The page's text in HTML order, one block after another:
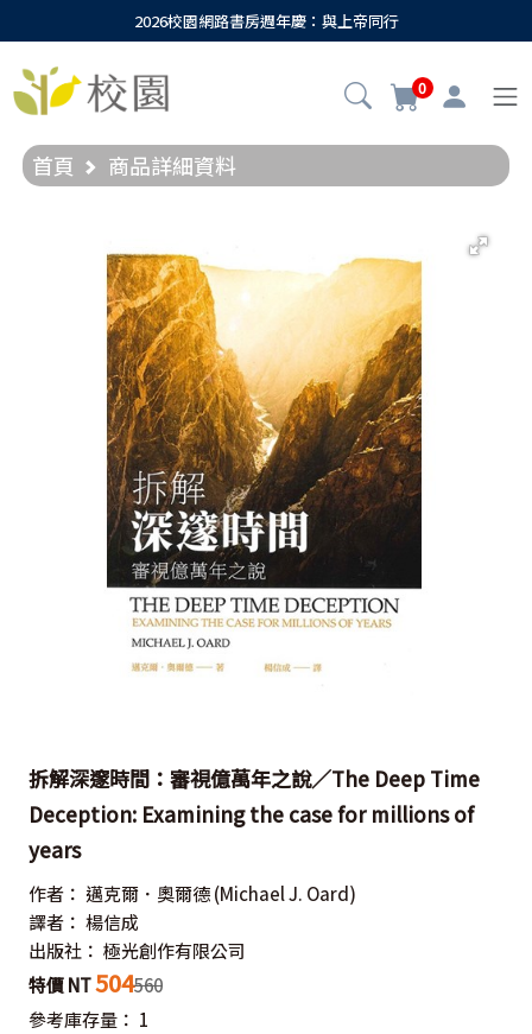
2026校園網路書房週年慶：與上帝同行
0
首頁 商品詳細資料
拆解深邃時間：審視億萬年之說／The Deep Time
Deception: Examining the case for millions of
years
作者： 邁克爾．奧爾德 (Michael J. Oard)
譯者： 楊信成
出版社： 極光創作有限公司
特價 NT504560
參考庫存量： 1